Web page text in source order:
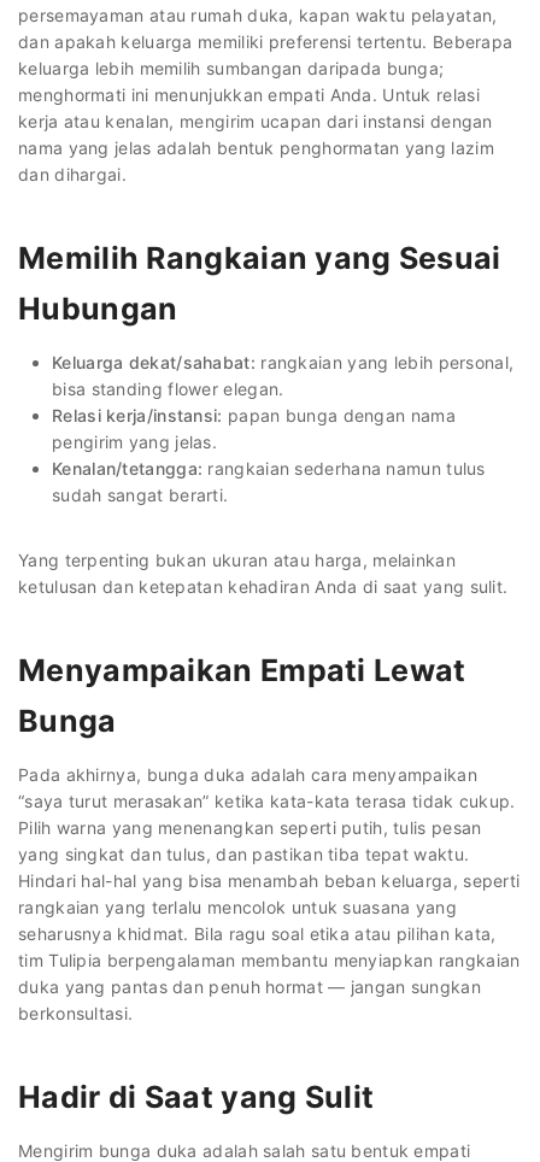
persemayaman atau rumah duka, kapan waktu pelayatan,
dan apakah keluarga memiliki preferensi tertentu. Beberapa
keluarga lebih memilih sumbangan daripada bunga;
menghormati ini menunjukkan empati Anda. Untuk relasi
kerja atau kenalan, mengirim ucapan dari instansi dengan
nama yang jelas adalah bentuk penghormatan yang lazim
dan dihargai.
Memilih Rangkaian yang Sesuai
Hubungan
Keluarga dekat/sahabat: rangkaian yang lebih personal,
bisa standing flower elegan.
Relasi kerja/instansi: papan bunga dengan nama
pengirim yang jelas.
Kenalan/tetangga: rangkaian sederhana namun tulus
sudah sangat berarti.
Yang terpenting bukan ukuran atau harga, melainkan
ketulusan dan ketepatan kehadiran Anda di saat yang sulit.
Menyampaikan Empati Lewat
Bunga
Pada akhirnya, bunga duka adalah cara menyampaikan
“saya turut merasakan” ketika kata-kata terasa tidak cukup.
Pilih warna yang menenangkan seperti putih, tulis pesan
yang singkat dan tulus, dan pastikan tiba tepat waktu.
Hindari hal-hal yang bisa menambah beban keluarga, seperti
rangkaian yang terlalu mencolok untuk suasana yang
seharusnya khidmat. Bila ragu soal etika atau pilihan kata,
tim Tulipia berpengalaman membantu menyiapkan rangkaian
duka yang pantas dan penuh hormat — jangan sungkan
berkonsultasi.
Hadir di Saat yang Sulit
Mengirim bunga duka adalah salah satu bentuk empati